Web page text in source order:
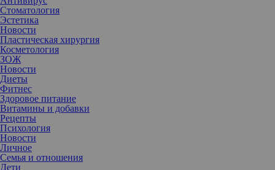
Стоматология
Эстетика
Новости
Пластическая хирургия
Косметология
ЗОЖ
Новости
Диеты
Фитнес
Здоровое питание
Витамины и добавки
Рецепты
Психология
Новости
Личное
Семья и отношения
Дети